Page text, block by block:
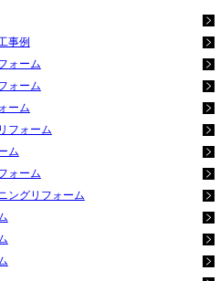
事例
ォーム
ォーム
ーム
フォーム
ム
ォーム
ングリフォーム